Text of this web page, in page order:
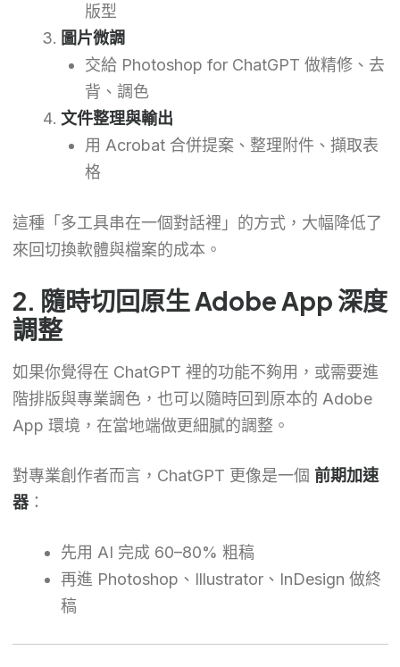
版型
圖片微調
交給 Photoshop for ChatGPT 做精修、去
背、調色
文件整理與輸出
用 Acrobat 合併提案、整理附件、擷取表
格
這種「多工具串在一個對話裡」的方式，大幅降低了
來回切換軟體與檔案的成本。
2. 隨時切回原生 Adobe App 深度
調整
如果你覺得在 ChatGPT 裡的功能不夠用，或需要進
階排版與專業調色，也可以隨時回到原本的 Adobe
App 環境，在當地端做更細膩的調整。
對專業創作者而言，ChatGPT 更像是一個 前期加速
器：
先用 AI 完成 60–80% 粗稿
再進 Photoshop、Illustrator、InDesign 做終
稿